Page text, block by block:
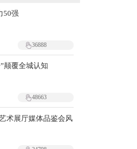
50强
36888
颠覆全城认知
48663
术展厅媒体品鉴会风